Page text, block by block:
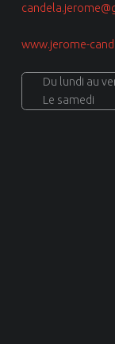
www.jerome-
Du lundi au
Le samedi